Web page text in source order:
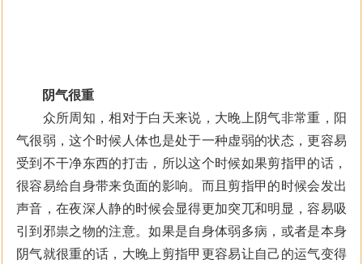
阴气很重
众所周知，相对于白天来说，大晚上阴气非常重，阳
气很弱，这个时候人体也是处于一种虚弱的状态，更容易
受到不干净东西的打击，所以这个时候如果剪指甲的话，
很容易给自身带来负面的影响。而且剪指甲的时候会发出
声音，在夜深人静的时候会显得更加突兀和明显，容易吸
引到邪祟之物的注意。如果是自身体弱多病，或者是本身
阴气就很重的话，大晚上剪指甲更容易让自己的运气变得